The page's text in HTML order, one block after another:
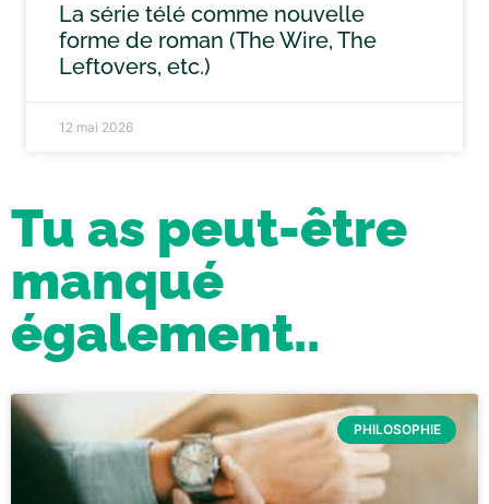
La série télé comme nouvelle
forme de roman (The Wire, The
Leftovers, etc.)
12 mai 2026
Tu as peut-être
manqué
également..
PHILOSOPHIE